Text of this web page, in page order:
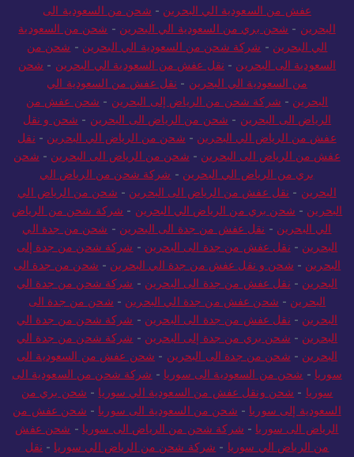
عفش من السعودية الي البحرين - شحن من السعودية الى
البحرين - شحن بري من السعودية الي البحرين - شحن من السعودية
الي البحرين - شركة شحن من السعودية الي البحرين - شحن من
السعودية الى البحرين - نقل عفش من السعودية الي البحرين - شحن
من السعودية الي البحرين - نقل عفش من السعودية الي
البحرين - شركة شحن من الرياض إلى البحرين - شحن عفش من
الرياض الى البحرين - شحن من الرياض الى البحرين - شحن و نقل
عفش من الرياض الي البحرين - شحن من الرياض الي البحرين - نقل
عفش من الرياض الى البحرين - شحن من الرياض الى البحرين - شحن
بري من الرياض الي البحرين - شركة شحن من الرياض الي
البحرين - نقل عفش من الرياض الى البحرين - شحن من الرياض الي
البحرين - شحن بري من الرياض الي البحرين - شركة شحن من الرياض
الي البحرين - نقل عفش من جدة الى البحرين - شحن من جدة الي
البحرين - نقل عفش من جدة الى البحرين - شركة شحن من جدة إلى
البحرين - شحن و نقل عفش من جدة الي البحرين - شحن من جدة الى
البحرين - نقل عفش من جدة الى البحرين - شركة شحن من جدة الي
البحرين - شحن عفش من جدة الي البحرين - شحن من جدة الى
البحرين - نقل عفش من جدة الى البحرين - شركة شحن من جدة الي
البحرين - شحن بري من جدة إلى البحرين - شركة شحن من جدة الي
البحرين - شحن من جدة الى البحرين - شحن عفش من السعودية الى
سوريا - شحن من السعودية الى سوريا - شركة شحن من السعودية الى
سوريا - شحن ونقل عفش من السعودية الي سوريا - شحن بري من
السعودية إلى سوريا - شحن من السعودية الى سوريا - شحن عفش من
الرياض الى سوريا - شركة شحن من الرياض الى سوريا - شحن عفش
من الرياض الي سوريا - شركة شحن من الرياض الي سوريا - نقل